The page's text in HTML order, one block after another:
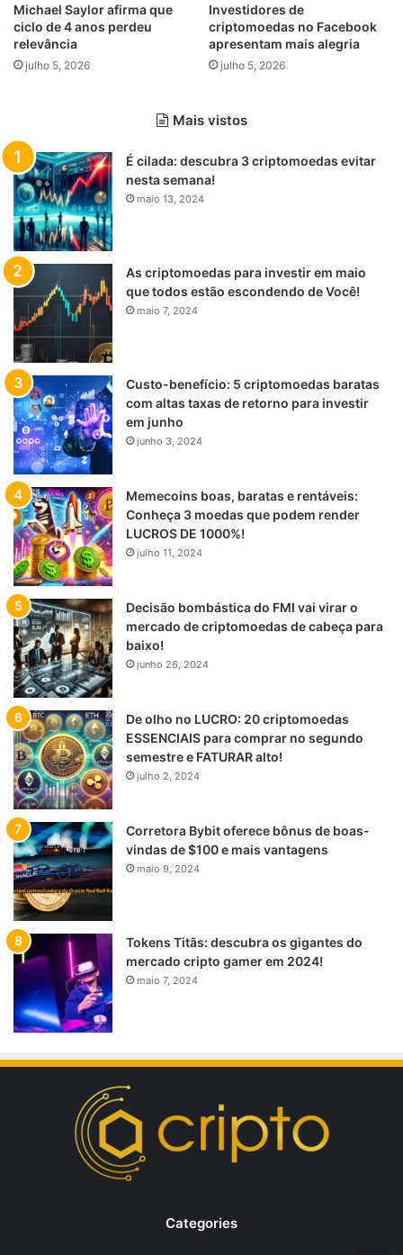
Michael Saylor afirma que
ciclo de 4 anos perdeu
relevância
julho 5, 2026
Investidores de
criptomoedas no Facebook
apresentam mais alegria
julho 5, 2026
Mais vistos
É cilada: descubra 3 criptomoedas evitar
nesta semana!
maio 13, 2024
As criptomoedas para investir em maio
que todos estão escondendo de Você!
maio 7, 2024
Custo-benefício: 5 criptomoedas baratas
com altas taxas de retorno para investir
em junho
junho 3, 2024
Memecoins boas, baratas e rentáveis:
Conheça 3 moedas que podem render
LUCROS DE 1000%!
julho 11, 2024
Decisão bombástica do FMI vai virar o
mercado de criptomoedas de cabeça para
baixo!
junho 26, 2024
De olho no LUCRO: 20 criptomoedas
ESSENCIAIS para comprar no segundo
semestre e FATURAR alto!
julho 2, 2024
Corretora Bybit oferece bônus de boas-
vindas de $100 e mais vantagens
maio 9, 2024
Tokens Titãs: descubra os gigantes do
mercado cripto gamer em 2024!
maio 7, 2024
Categories